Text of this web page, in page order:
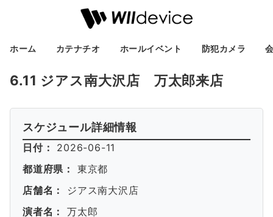
ホーム カテナチオ ホールイベント 防犯カメラ
6.11 ジアス南大沢店 万太郎来店
スケジュール詳細情報
日付：
2026-06-11
都道府県：
東京都
店舗名：
ジアス南大沢店
演者名：
万太郎